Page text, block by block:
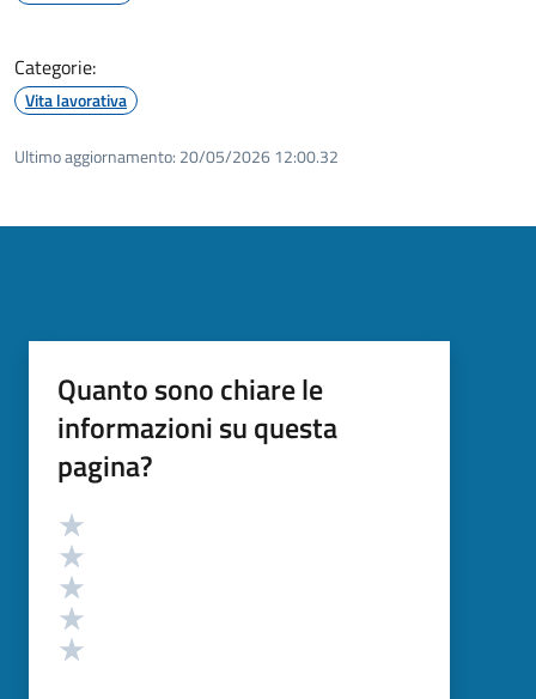
Categorie:
Vita lavorativa
Ultimo aggiornamento: 20/05/2026 12:00.32
Quanto sono chiare le
informazioni su questa
pagina?
Valutazione